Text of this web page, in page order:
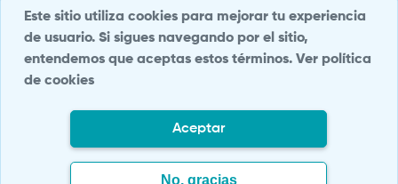
Línea ética
Mapa del sitio
Transparencia y acceso a la información pública
Este sitio utiliza cookies para mejorar tu experiencia
de usuario. Si sigues navegando por el sitio,
entendemos que aceptas estos términos.Ver política
de cookies
Aceptar
No, gracias